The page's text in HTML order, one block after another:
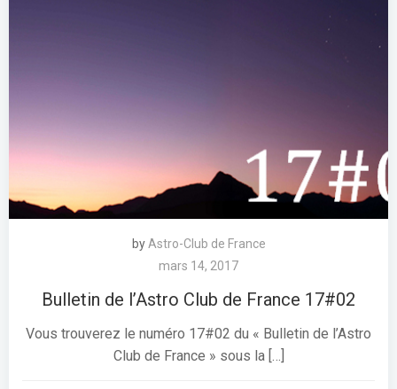
by Astro-Club de France
mars 14, 2017
Bulletin de l’Astro Club de France 17#02
Vous trouverez le numéro 17#02 du « Bulletin de l’Astro
Club de France » sous la […]